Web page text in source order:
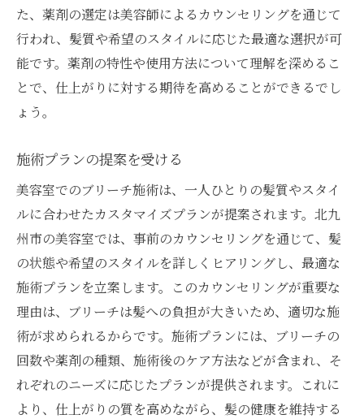
た、薬剤の選定は美容師によるカウンセリングを通じて
行われ、髪質や希望のスタイルに応じた最適な選択が可
能です。薬剤の特性や使用方法について理解を深めるこ
とで、仕上がりに対する期待を高めることができるでし
ょう。
施術プランの提案を受ける
美容室でのブリーチ施術は、一人ひとりの髪質やスタイ
ルに合わせたカスタマイズプランが提案されます。北九
州市の美容室では、事前のカウンセリングを通じて、髪
の状態や希望のスタイルを詳しくヒアリングし、最適な
施術プランを立案します。このカウンセリングが重要な
理由は、ブリーチは髪への負担が大きいため、適切な施
術が求められるからです。施術プランには、ブリーチの
回数や薬剤の種類、施術後のケア方法などが含まれ、そ
れぞれのニーズに応じたプランが提供されます。これに
より、仕上がりの質を高めながら、髪の健康を維持する